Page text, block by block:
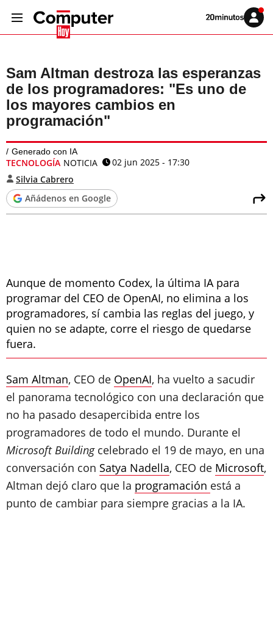
Volver
Iniciar
sesión
Sam Altman destroza las esperanzas
de los programadores: "Es uno de
los mayores cambios en
programación"
Generado con IA
TECNOLOGÍA NOTICIA
02 jun 2025 - 17:30
Silvia Cabrero
Añádenos en Google
Aunque de momento Codex, la última IA para
programar del CEO de OpenAI, no elimina a los
programadores, sí cambia las reglas del juego, y
quien no se adapte, corre el riesgo de quedarse
fuera.
Sam Altman, CEO de OpenAI, ha vuelto a sacudir
el panorama tecnológico con una declaración que
no ha pasado desapercibida entre los
programadores de todo el mundo. Durante el
Microsoft Buildingcelebrado el 19 de mayo, en una
conversación con Satya Nadella, CEO de Microsoft,
Altman dejó claro que la programación está a
punto de cambiar para siempre gracias a la IA.